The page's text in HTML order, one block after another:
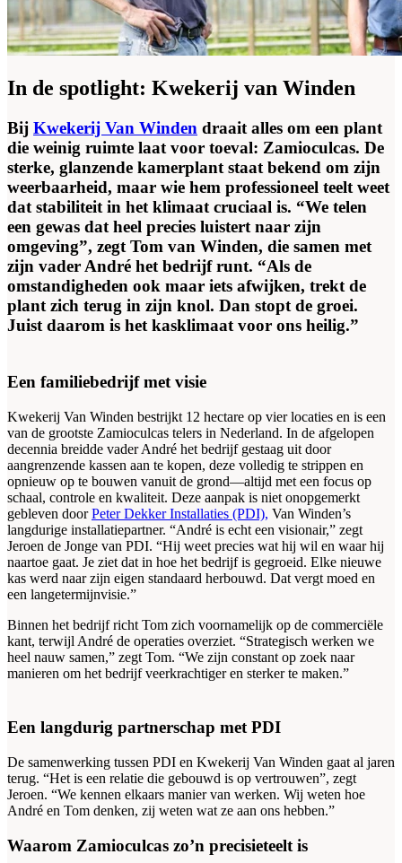
In de spotlight: Kwekerij van Winden
Bij Kwekerij Van Winden draait alles om een plant
die weinig ruimte laat voor toeval: Zamioculcas. De
sterke, glanzende kamerplant staat bekend om zijn
weerbaarheid, maar wie hem professioneel teelt weet
dat stabiliteit in het klimaat cruciaal is. “We telen
een gewas dat heel precies luistert naar zijn
omgeving”, zegt Tom van Winden, die samen met
zijn vader André het bedrijf runt. “Als de
omstandigheden ook maar iets afwijken, trekt de
plant zich terug in zijn knol. Dan stopt de groei.
Juist daarom is het kasklimaat voor ons heilig.”
Een familiebedrijf met visie
Kwekerij Van Winden bestrijkt 12 hectare op vier locaties en is een
van de grootste Zamioculcas telers in Nederland. In de afgelopen
decennia breidde vader André het bedrijf gestaag uit door
aangrenzende kassen aan te kopen, deze volledig te strippen en
opnieuw op te bouwen vanuit de grond—altijd met een focus op
schaal, controle en kwaliteit. Deze aanpak is niet onopgemerkt
gebleven doorPeter Dekker Installaties (PDI), Van Winden’s
langdurige installatiepartner. “André is echt een visionair,” zegt
Jeroen de Jonge van PDI. “Hij weet precies wat hij wil en waar hij
naartoe gaat. Je ziet dat in hoe het bedrijf is gegroeid. Elke nieuwe
kas werd naar zijn eigen standaard herbouwd. Dat vergt moed en
een langetermijnvisie.”
Binnen het bedrijf richt Tom zich voornamelijk op de commerciële
kant, terwijl André de operaties overziet. “Strategisch werken we
heel nauw samen,” zegt Tom. “We zijn constant op zoek naar
manieren om het bedrijf veerkrachtiger en sterker te maken.”
Een langdurig partnerschap met PDI
De samenwerking tussen PDI en Kwekerij Van Winden gaat al jaren
terug. “Het is een relatie die gebouwd is op vertrouwen”, zegt
Jeroen. “We kennen elkaars manier van werken. Wij weten hoe
André en Tom denken, zij weten wat ze aan ons hebben.”
Waarom Zamioculcas zo’n precisieteelt is